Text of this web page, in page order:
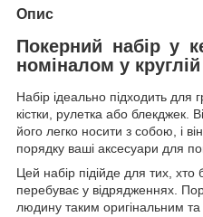
Опис
Покерний набір у
номіналом у
Набір ідеально підходить для
кістки, рулетка або блекджек.
його легко носити з собою, і
порядку ваші аксесуари для
Цей набір підійде для тих,
перебуває у відрядженнях.
людину таким оригінальним